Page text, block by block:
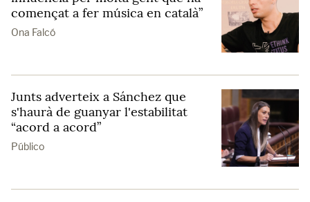
començat a fer música en català”
Ona Falcó
Junts adverteix a Sánchez que
s'haurà de guanyar l'estabilitat
“acord a acord”
Público